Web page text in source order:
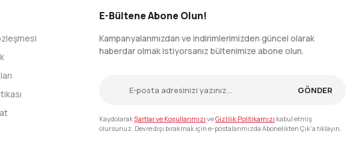
E-Bültene Abone Olun!
Kampanyalarımızdan ve indirimlerimizden güncel olarak
haberdar olmak istiyorsanız bültenimize abone olun.
GÖNDER
KaydolarakŞartlar ve Koşullarımızı veGizlilik Politikamızı kabul etmiş
olursunuz. Devre dışı bırakmak için e-postalarımızda Abonelikten Çık'a tıklayın.